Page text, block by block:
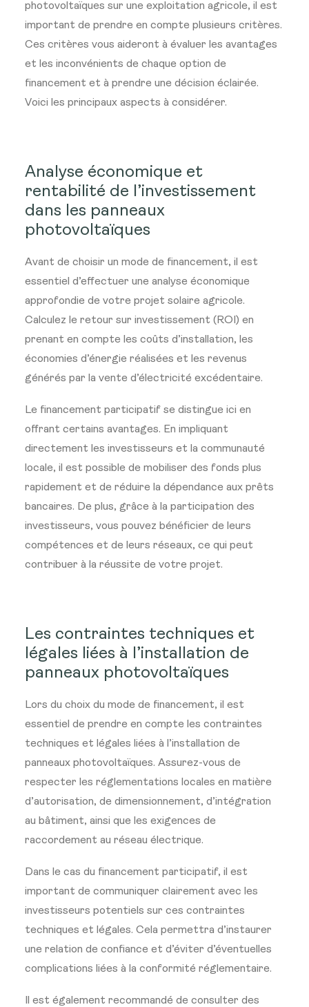
photovoltaïques sur une exploitation agricole, il est
important de prendre en compte plusieurs critères.
Ces critères vous aideront à évaluer les avantages
et les inconvénients de chaque option de
financement et à prendre une décision éclairée.
Voici les principaux aspects à considérer.
Analyse économique et
rentabilité de l’investissement
dans les panneaux
photovoltaïques
Avant de choisir un mode de financement, il est
essentiel d’effectuer une analyse économique
approfondie de votre projet solaire agricole.
Calculez le retour sur investissement (ROI) en
prenant en compte les coûts d’installation, les
économies d’énergie réalisées et les revenus
générés par la vente d’électricité excédentaire.
Le financement participatif se distingue ici en
offrant certains avantages. En impliquant
directement les investisseurs et la communauté
locale, il est possible de mobiliser des fonds plus
rapidement et de réduire la dépendance aux prêts
bancaires. De plus, grâce à la participation des
investisseurs, vous pouvez bénéficier de leurs
compétences et de leurs réseaux, ce qui peut
contribuer à la réussite de votre projet.
Les contraintes techniques et
légales liées à l’installation de
panneaux photovoltaïques
Lors du choix du mode de financement, il est
essentiel de prendre en compte les contraintes
techniques et légales liées à l’installation de
panneaux photovoltaïques. Assurez-vous de
respecter les réglementations locales en matière
d’autorisation, de dimensionnement, d’intégration
au bâtiment, ainsi que les exigences de
raccordement au réseau électrique.
Dans le cas du financement participatif, il est
important de communiquer clairement avec les
investisseurs potentiels sur ces contraintes
techniques et légales. Cela permettra d’instaurer
une relation de confiance et d’éviter d’éventuelles
complications liées à la conformité réglementaire.
Il est également recommandé de consulter des